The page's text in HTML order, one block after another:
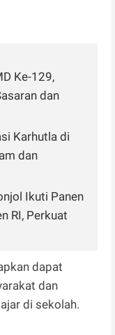
Ke-129,
dan
Karhutla di
dan
Ikuti Panen
RI, Perkuat
dapat
dan
di sekolah.